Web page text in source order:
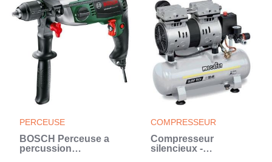
PERCEUSE
BOSCH Perceuse a
percussion
COMPRESSEUR
Compresseur
silencieux -